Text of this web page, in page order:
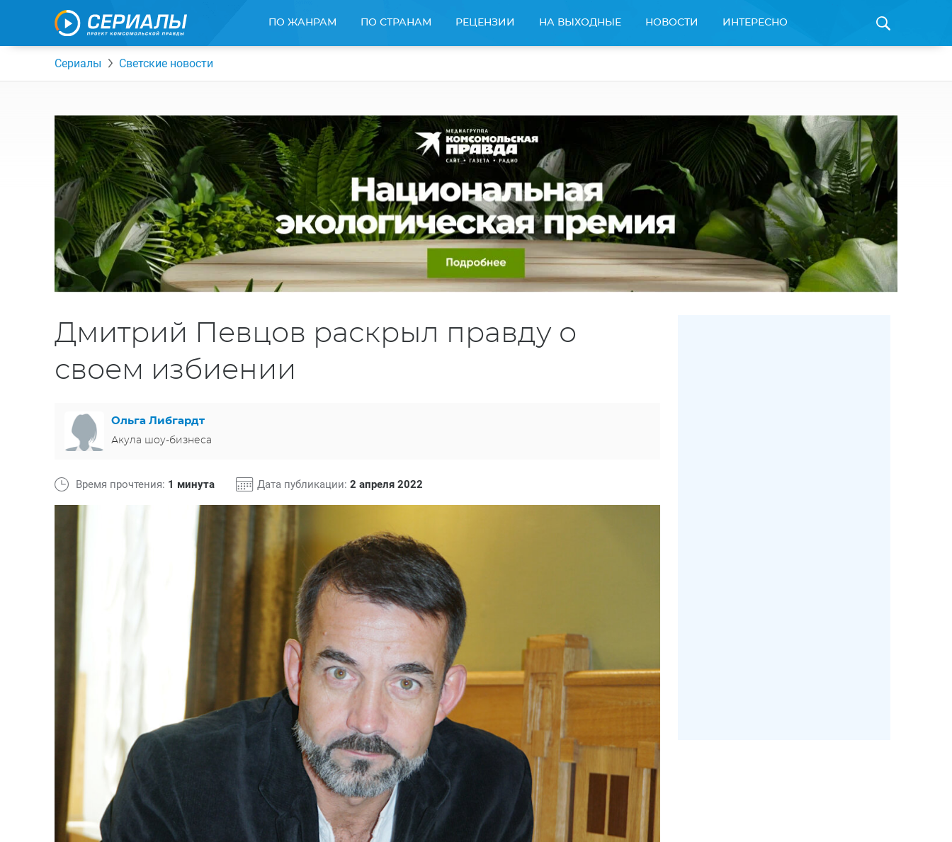
ПО ЖАНРАМ ПО СТРАНАМ РЕЦЕНЗИИ НА ВЫХОДНЫЕ НОВОСТИ ИНТЕРЕСНО
Сериалы Светские новости
Дмитрий Певцов раскрыл правду о
своем избиении
Ольга Либгардт
Акула шоу-бизнеса
Время прочтения: 1 минута Дата публикации: 2 апреля 2022